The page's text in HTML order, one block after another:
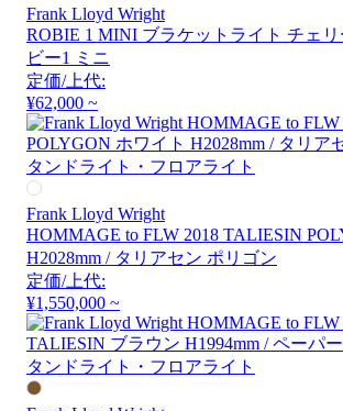
Frank Lloyd Wright
ROBIE 1 MINI ブラケットライト チェリ
ビー1 ミニ
定価/上代:
¥62,000 ~
Frank Lloyd Wright
HOMMAGE to FLW 2018 TALIESIN
H2028mm / タリアセン ポリゴン
定価/上代:
¥1,550,000 ~